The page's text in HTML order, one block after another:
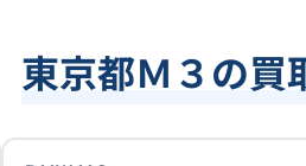
東京都Ｍ３の買